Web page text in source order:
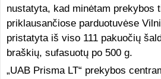
nustatyta, kad minėtam prekybos
priklausančiose parduotuvėse
pristatyta iš viso 111 pakuočių
braškių, sufasuotų po 500 g.
„UAB Prisma LT“ prekybos